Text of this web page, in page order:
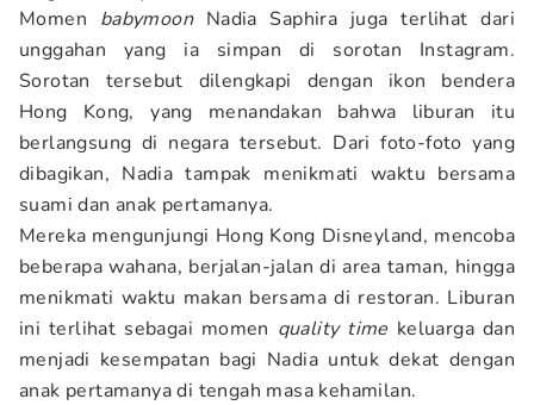
Momen babymoon Nadia Saphira juga terlihat dari
unggahan yang ia simpan di sorotan Instagram.
Sorotan tersebut dilengkapi dengan ikon bendera
Hong Kong, yang menandakan bahwa liburan itu
berlangsung di negara tersebut. Dari foto-foto yang
dibagikan, Nadia tampak menikmati waktu bersama
suami dan anak pertamanya.
Mereka mengunjungi Hong Kong Disneyland, mencoba
beberapa wahana, berjalan-jalan di area taman, hingga
menikmati waktu makan bersama di restoran. Liburan
ini terlihat sebagai momen quality time keluarga dan
menjadi kesempatan bagi Nadia untuk dekat dengan
anak pertamanya di tengah masa kehamilan.